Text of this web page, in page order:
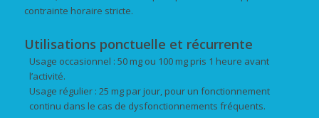
contrainte horaire stricte.
Utilisations ponctuelle et récurrente
Usage occasionnel : 50 mg ou 100 mg pris 1 heure avant
l’activité.
Usage régulier : 25 mg par jour, pour un fonctionnement
continu dans le cas de dysfonctionnements fréquents.